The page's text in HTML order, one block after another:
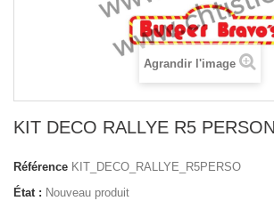
Agrandir l'image
KIT DECO RALLYE R5
Référence KIT_DECO_RALLYE_R5PERSO
État : Nouveau produit